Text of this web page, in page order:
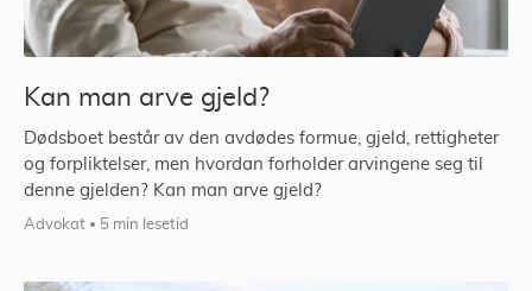
Kan man arve gjeld?
Dødsboet består av den avdødes formue, gjeld, rettigheter
og forpliktelser, men hvordan forholder arvingene seg til
denne gjelden? Kan man arve gjeld?
Advokat 5 min lesetid